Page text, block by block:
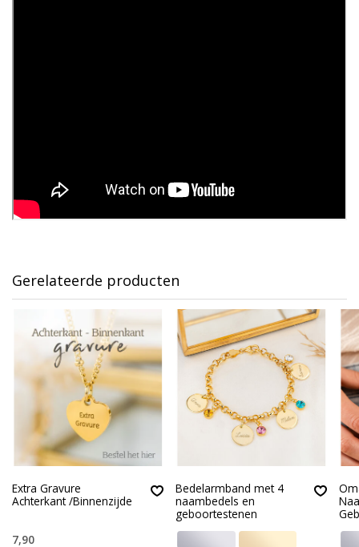
Gerelateerde producten
Extra Gravure
Achterkant /Binnenzijde
7,90
Bedelarmband met 4
naambedels en
geboortestenen